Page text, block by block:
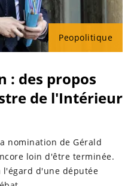
Peopolitique
: des propos
de l'Intérieur
nomination de Gérald
loin d'être terminée.
l'égard d'une députée